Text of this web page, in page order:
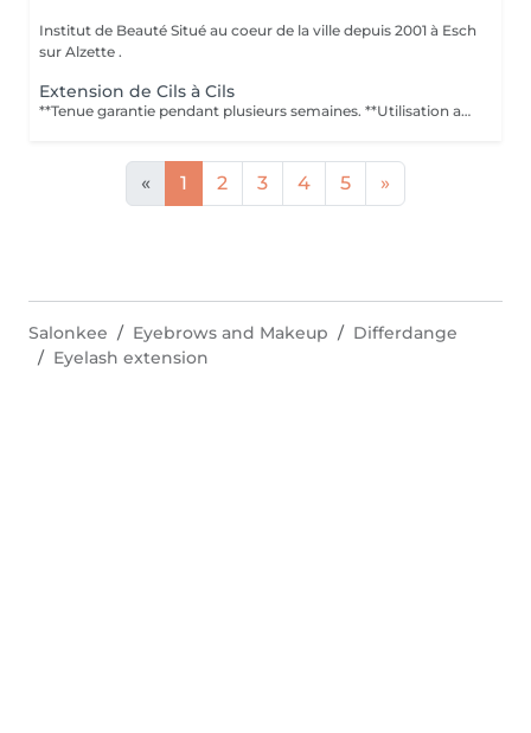
Institut de Beauté Situé au coeur de la ville depuis 2001 à Esch
sur Alzette .
Extension de Cils à Cils
**Tenue garantie pendant plusieurs semaines. **Utilisation au quotidien ou pour des occasions spéciales **Résistantes à leau. **Nombreuses variétés et épaisseurs. **Soin Relaxant de 120 minutes pour la pose complète et 45 à 60 minutes pour les entretiens. Puis-je me maquiller avant ? Il est préférable pour ladhérence de la colle sur le cil naturel déviter dêtre maquillée avant la séance. Puis-je me maquiller après ? Il est déconseillé de se maquiller dans les 24 h. Le mascara nest plus nécessaire. Est-ce douloureux ? Non, la séance est relaxante. Dois-je éviter leau ? Durant 48 h suivant la séance, il faut éviter leau, mais lextension cil à cil permet de se baigner et dêtre en contact avec leau. Combien de temps dure lextension ? Autant de temps que vous le voulez, pour peu que vous fassiez les retouches. Cependant, le cycle de vie dun cil est de 60 à 90 jours environ, vous pouvez entretenir des retouches durant cette période. Y a-t-il un risque dallergie ? Dès linstant où il y a un rajout, vous pouvez être sensible ou allergique à un produit utilisé. Par conséquent, il est préférable de nous indiquer les éventuelles allergies que vous rencontrez. Contre-indications : Personnes souffrant de dermatite Chirurgie aux yeux depuis moins de 3 mois (laser, glaucome, cataracte) Conjonctivite Chimiothérapie (cils en cours de repousse) Alopécie
« 1 2 3 4 5 »
Salonkee Eyebrows and Makeup
Differdange
Eyelash extension